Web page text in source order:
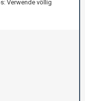
Verwende völlig